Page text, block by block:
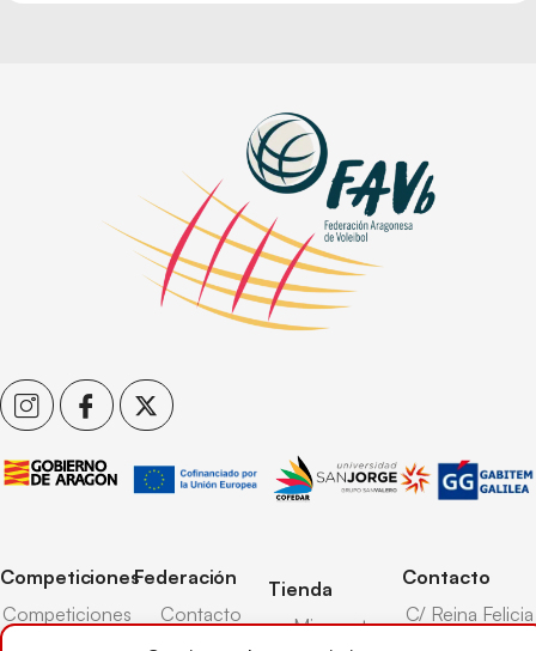
Competiciones
Competiciones
Federación
Contacto
Tienda
Mi cuenta
Contacto
C/ Reina Felicia